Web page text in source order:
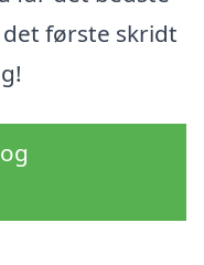
første skridt